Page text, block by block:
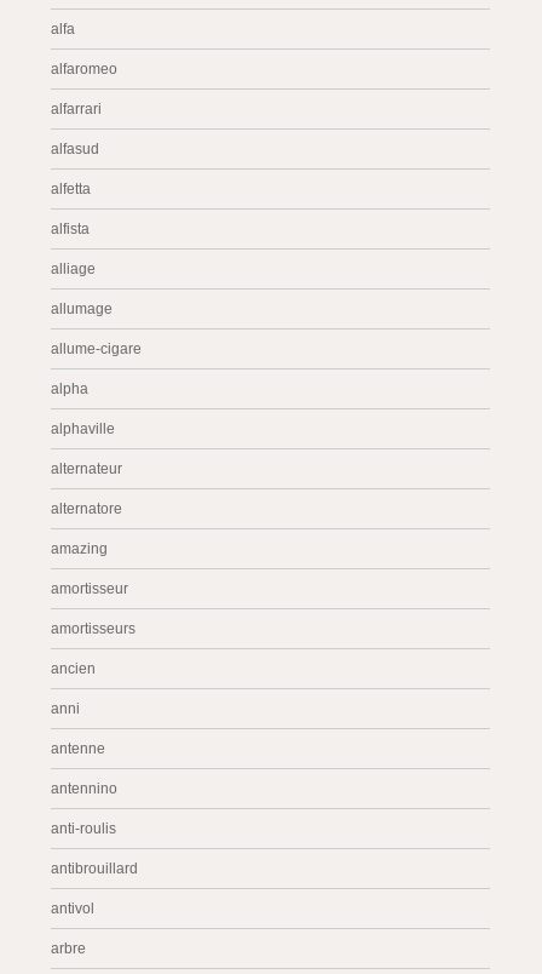
alfa
alfaromeo
alfarrari
alfasud
alfetta
alfista
alliage
allumage
allume-cigare
alpha
alphaville
alternateur
alternatore
amazing
amortisseur
amortisseurs
ancien
anni
antenne
antennino
anti-roulis
antibrouillard
antivol
arbre